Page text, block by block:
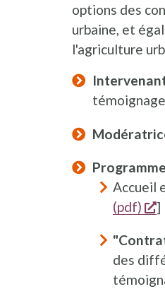
options des
urbaine, et
l'agriculture
Accueil
(pdf)
]
des